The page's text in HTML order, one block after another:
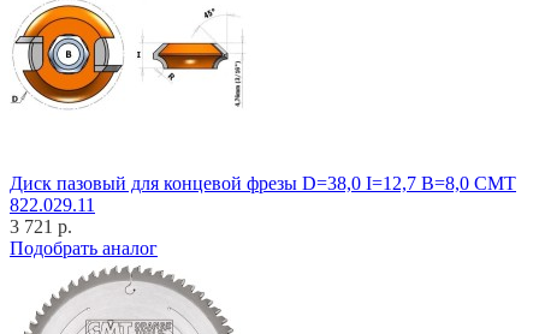
Диск пазовый для концевой фрезы D=38,0 I=12,7 B=8,0 CMT
822.029.11
3 721 р.
Подобрать аналог